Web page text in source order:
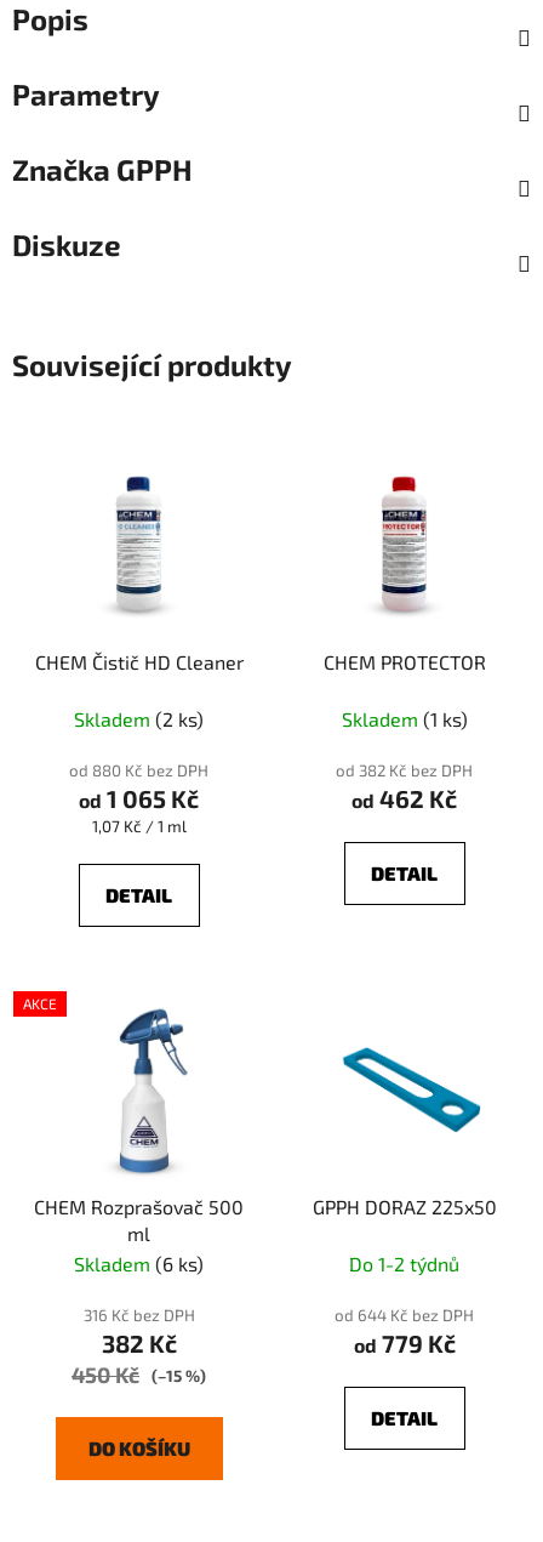
Popis
Parametry
Značka GPPH
Diskuze
Související produkty
CHEM Čistič HD Cleaner
Skladem (2 ks)
od 880 Kč bez DPH
od 1 065 Kč
Měrná
1,07 Kč / 1 ml
DETAIL
CHEM PROTECTOR
Skladem (1 ks)
od 382 Kč bez DPH
od 462 Kč
DETAIL
AKCE
CHEM Rozprašovač 500
ml
Skladem (6 ks)
316 Kč bez DPH
382 Kč
450 Kč (–15 %)
DO KOŠÍKU
GPPH DORAZ 225x50
Do 1-2 týdnů
od 644 Kč bez DPH
od 779 Kč
DETAIL